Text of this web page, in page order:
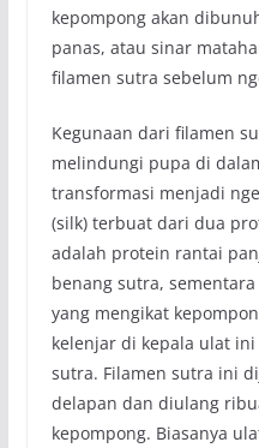
kepompong akan
panas, atau sinar
filamen sutra sebelum
Kegunaan dari filamen
melindungi pupa di
transformasi menjadi
(silk) terbuat dari dua
adalah protein rantai
benang sutra,
yang mengikat
kelenjar di kepala ulat
sutra. Filamen sutra ini
delapan dan diulang
kepompong. Biasanya